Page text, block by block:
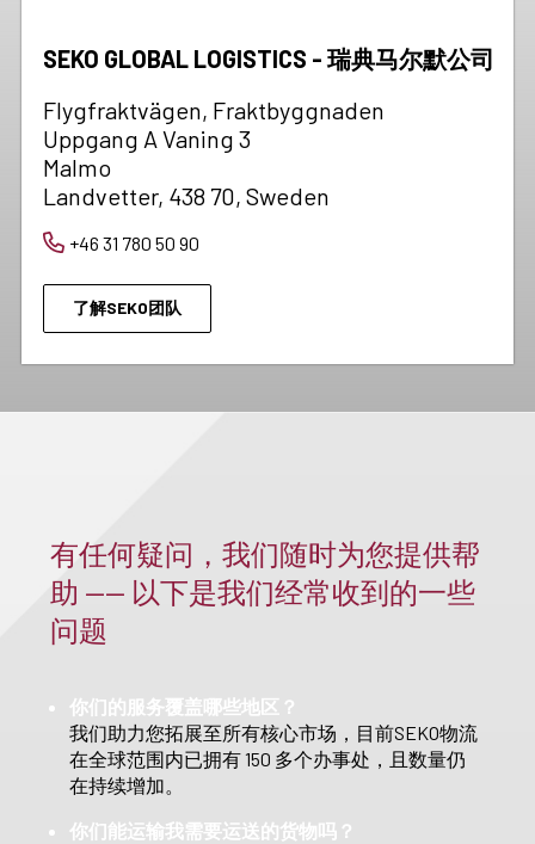
SEKO GLOBAL LOGISTICS - 瑞典马尔默公司
Flygfraktvägen, Fraktbyggnaden
Uppgang A Vaning 3
Malmo
Landvetter, 438 70, Sweden
+46 31 780 50 90
了解SEKO团队
有任何疑问，我们随时为您提供帮
助 —— 以下是我们经常收到的一些
问题
你们的服务覆盖哪些地区？
我们助力您拓展至所有核心市场，目前SEKO物流
在全球范围内已拥有 150 多个办事处，且数量仍
在持续增加。
你们能运输我需要运送的货物吗？